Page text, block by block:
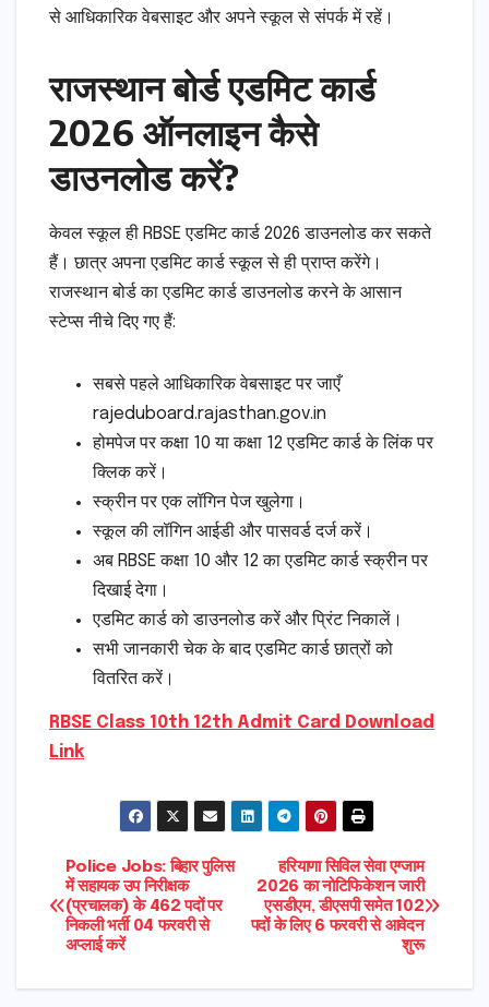
से आधिकारिक वेबसाइट और अपने स्कूल से संपर्क में रहें।
राजस्थान बोर्ड एडमिट कार्ड
2026 ऑनलाइन कैसे
डाउनलोड करें?
केवल स्कूल ही RBSE एडमिट कार्ड 2026 डाउनलोड कर सकते
हैं। छात्र अपना एडमिट कार्ड स्कूल से ही प्राप्त करेंगे।
राजस्थान बोर्ड का एडमिट कार्ड डाउनलोड करने के आसान
स्टेप्स नीचे दिए गए हैं:
सबसे पहले आधिकारिक वेबसाइट पर जाएँ
rajeduboard.rajasthan.gov.in
होमपेज पर कक्षा 10 या कक्षा 12 एडमिट कार्ड के लिंक पर
क्लिक करें।
स्क्रीन पर एक लॉगिन पेज खुलेगा।
स्कूल की लॉगिन आईडी और पासवर्ड दर्ज करें।
अब RBSE कक्षा 10 और 12 का एडमिट कार्ड स्क्रीन पर
दिखाई देगा।
एडमिट कार्ड को डाउनलोड करें और प्रिंट निकालें।
सभी जानकारी चेक के बाद एडमिट कार्ड छात्रों को
वितरित करें।
RBSE Class 10th 12th Admit Card Download
Link
Post
navigation
हरियाणा सिविल सेवा एग्जाम
2026 का नोटिफिकेशन जारी
एसडीएम, डीएसपी समेत 102
पदों के लिए 6 फरवरी से आवेदन
शुरू
Police Jobs: बिहार पुलिस
में सहायक उप निरीक्षक
(प्रचालक) के 462 पदों पर
निकली भर्ती 04 फरवरी से
अप्लाई करें